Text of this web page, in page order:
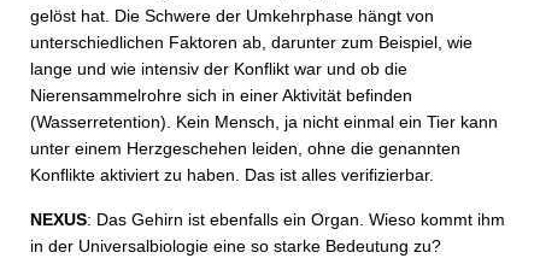
gelöst hat. Die Schwere der Umkehrphase hängt von
unterschiedlichen Faktoren ab, darunter zum Beispiel, wie
lange und wie intensiv der Konflikt war und ob die
Nierensammelrohre sich in einer Aktivität befinden
(Wasserretention). Kein Mensch, ja nicht einmal ein Tier kann
unter einem Herzgeschehen leiden, ohne die genannten
Konflikte aktiviert zu haben. Das ist alles verifizierbar.
NEXUS: Das Gehirn ist ebenfalls ein Organ. Wieso kommt ihm
in der Universalbiologie eine so starke Bedeutung zu?